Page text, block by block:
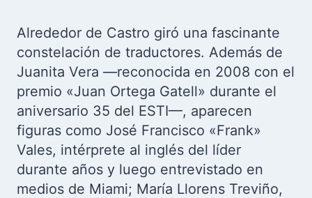
Alrededor de Castro giró una fascinante
constelación de traductores. Además de
Juanita Vera —reconocida en 2008 con el
premio «Juan Ortega Gatell» durante el
aniversario 35 del ESTI—, aparecen
figuras como José Francisco «Frank»
Vales, intérprete al inglés del líder
durante años y luego entrevistado en
medios de Miami; María Llorens Treviño,